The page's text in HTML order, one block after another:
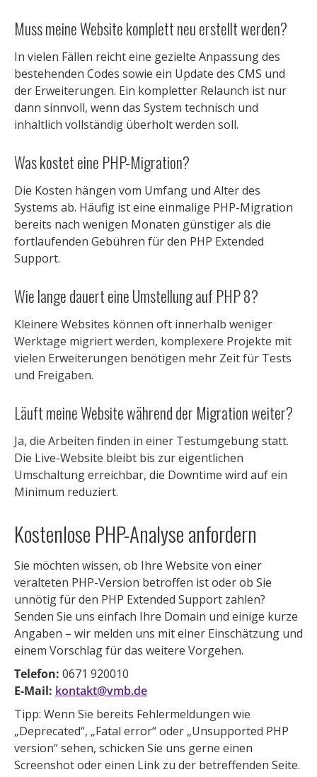
Muss meine Website komplett neu erstellt werden?
In vielen Fällen reicht eine gezielte Anpassung des
bestehenden Codes sowie ein Update des CMS und
der Erweiterungen. Ein kompletter Relaunch ist nur
dann sinnvoll, wenn das System technisch und
inhaltlich vollständig überholt werden soll.
Was kostet eine PHP-Migration?
Die Kosten hängen vom Umfang und Alter des
Systems ab. Häufig ist eine einmalige PHP-Migration
bereits nach wenigen Monaten günstiger als die
fortlaufenden Gebühren für den PHP Extended
Support.
Wie lange dauert eine Umstellung auf PHP 8?
Kleinere Websites können oft innerhalb weniger
Werktage migriert werden, komplexere Projekte mit
vielen Erweiterungen benötigen mehr Zeit für Tests
und Freigaben.
Läuft meine Website während der Migration weiter?
Ja, die Arbeiten finden in einer Testumgebung statt.
Die Live-Website bleibt bis zur eigentlichen
Umschaltung erreichbar, die Downtime wird auf ein
Minimum reduziert.
Kostenlose PHP-Analyse anfordern
Sie möchten wissen, ob Ihre Website von einer
veralteten PHP-Version betroffen ist oder ob Sie
unnötig für den PHP Extended Support zahlen?
Senden Sie uns einfach Ihre Domain und einige kurze
Angaben – wir melden uns mit einer Einschätzung und
einem Vorschlag für das weitere Vorgehen.
Telefon: 0671 920010
E-Mail: kontakt@vmb.de
Tipp: Wenn Sie bereits Fehlermeldungen wie
„Deprecated“, „Fatal error“ oder „Unsupported PHP
version“ sehen, schicken Sie uns gerne einen
Screenshot oder einen Link zu der betreffenden Seite.